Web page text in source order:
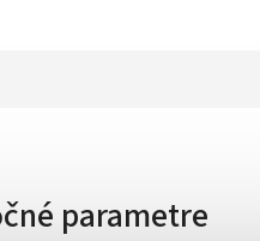
parametre